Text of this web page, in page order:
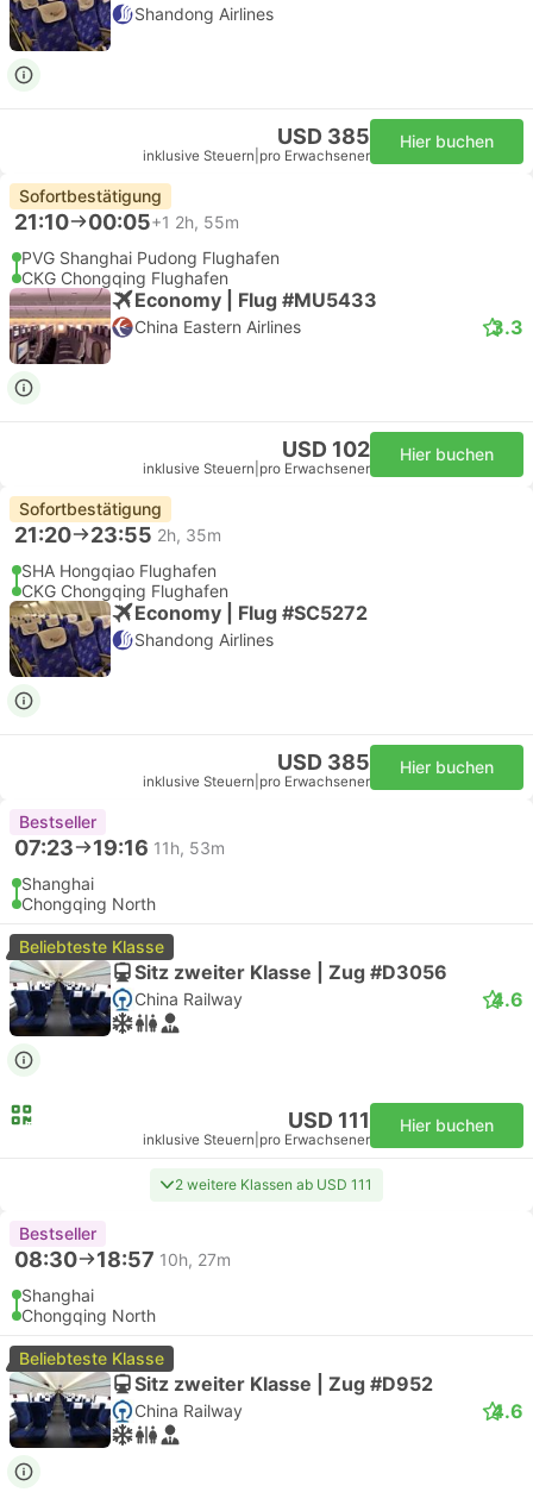
Shandong Airlines
USD 385
inklusive Steuern pro Erwachsener
Hier buchen
Sofortbestätigung
21:10 00:05+1 2h, 55m
PVG Shanghai Pudong Flughafen
CKG Chongqing Flughafen
Economy | Flug #MU5433
China Eastern Airlines 3.3
USD 102
inklusive Steuern pro Erwachsener
Hier buchen
Sofortbestätigung
21:20 23:55 2h, 35m
SHA Hongqiao Flughafen
CKG Chongqing Flughafen
Economy | Flug #SC5272
Shandong Airlines
USD 385
inklusive Steuern pro Erwachsener
Hier buchen
Bestseller
07:23 19:16 11h, 53m
Shanghai
Chongqing North
Beliebteste Klasse
Sitz zweiter Klasse | Zug #D3056
China Railway 4.6
USD 111
inklusive Steuern pro Erwachsener
Hier buchen
2 weitere Klassen ab USD 111
Bestseller
08:30 18:57 10h, 27m
Shanghai
Chongqing North
Beliebteste Klasse
Sitz zweiter Klasse | Zug #D952
China Railway 4.6